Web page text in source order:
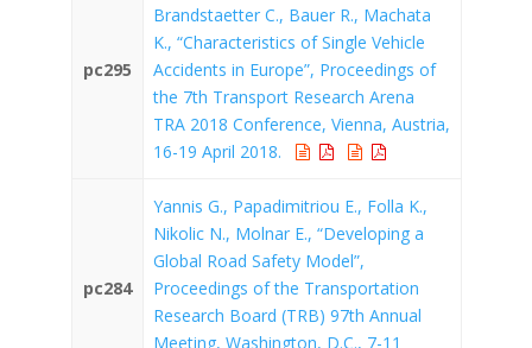
pc295
Brandstaetter C., Bauer R., Machata
K., “Characteristics of Single Vehicle
Accidents in Europe”, Proceedings of
the 7th Transport Research Arena
TRA 2018 Conference, Vienna, Austria,
16-19 April 2018.
pc284
Yannis G., Papadimitriou E., Folla K.,
Nikolic N., Molnar E., “Developing a
Global Road Safety Model”,
Proceedings of the Transportation
Research Board (TRB) 97th Annual
Meeting, Washington, D.C., 7-11